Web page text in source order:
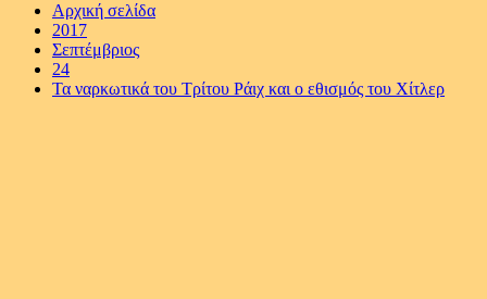
Αρχική σελίδα
2017
Σεπτέμβριος
24
Τα ναρκωτικά του Τρίτου Ράιχ και ο εθισμός του Χίτλερ